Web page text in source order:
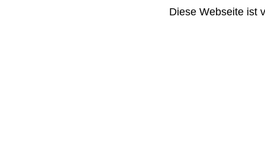
Diese Webseite ist